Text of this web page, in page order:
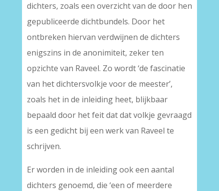
dichters, zoals een overzicht van de door hen
gepubliceerde dichtbundels. Door het
ontbreken hiervan verdwijnen de dichters
enigszins in de anonimiteit, zeker ten
opzichte van Raveel. Zo wordt ‘de fascinatie
van het dichtersvolkje voor de meester’,
zoals het in de inleiding heet, blijkbaar
bepaald door het feit dat dat volkje gevraagd
is een gedicht bij een werk van Raveel te
schrijven.
Er worden in de inleiding ook een aantal
dichters genoemd, die ‘een of meerdere